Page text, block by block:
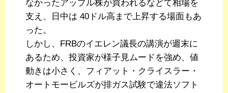
なかったアップル株が買われるなどて相場を
支え、日中は 40ドル高まで上昇する場面もあ
った。
しかし、FRBのイエレン議長の講演が週末に
あるため、投資家が様子見ムードを強め、値
動きは小さく、フィアット・クライスラー・
オートモービルズが排ガス試験で違法ソフト